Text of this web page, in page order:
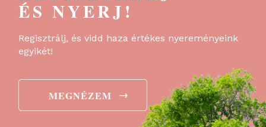
ÉS NYERJ!
Regisztrálj, és vidd haza értékes nyereményeink
egyikét!
MEGNÉZEM →